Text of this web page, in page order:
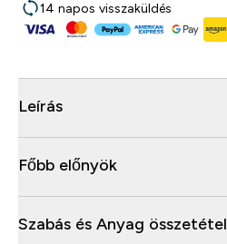
14 napos visszaküldés
Leírás
Főbb előnyök
Szabás és Anyag összetétel